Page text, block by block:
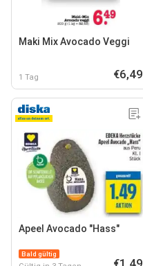
Maki Mix Avocado Veggi
1 Tag €6,49
Apeel Avocado "Hass"
Bald gültig
€1,49